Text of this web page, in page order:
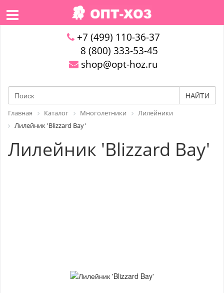
+7 (499) 110-36-37
8 (800) 333-53-45
shop@opt-hoz.ru
НАЙТИ
Главная Каталог Многолетники
Лилейники
Лилейник 'Blizzard Bay'
Лилейник 'Blizzard Bay'